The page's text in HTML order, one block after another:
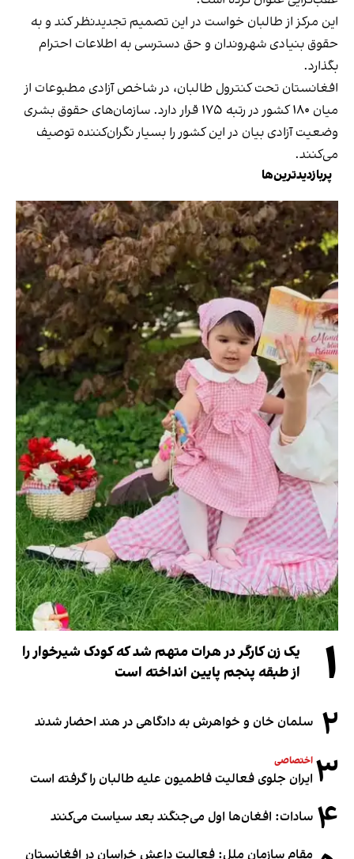
این مرکز از طالبان خواست در این تصمیم تجدیدنظر کند و به
حقوق بنیادی شهروندان و حق دسترسی به اطلاعات احترام
بگذارد.
افغانستان تحت کنترول طالبان، در شاخص آزادی مطبوعات از
میان ۱۸۰ کشور در رتبه ۱۷۵ قرار دارد. سازمان‌های حقوق بشری
وضعیت آزادی بیان در این کشور را بسیار نگران‌کننده توصیف
می‌کنند.
پربازدیدترین‌ها
۱
یک زن کارگر در هرات متهم شد که کودک شیرخوار را
از طبقه پنجم پایین انداخته است
۲ سلمان خان و خواهرش به دادگاهی در هند احضار شدند
۳ اختصاصی
ایران جلوی فعالیت فاطمیون علیه طالبان را گرفته است
۴ سادات: افغان‌ها اول می‌جنگند بعد سیاست می‌کنند
مقام سازمان ملل: فعالیت داعش خراسان در افغانستان